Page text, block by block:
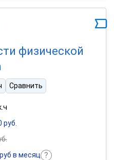
физической
Сравнить
руб.
в месяц